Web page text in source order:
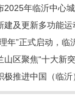
2025年临沂中心
建及更新多功能
年”正式启动，临
山区聚焦“十大新
极推进中国（临